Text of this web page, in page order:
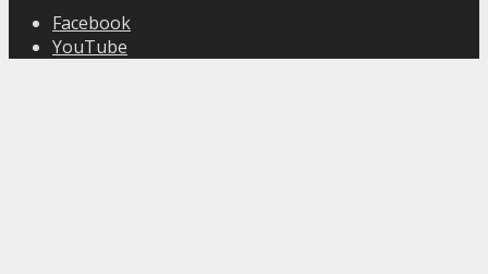
Facebook
YouTube